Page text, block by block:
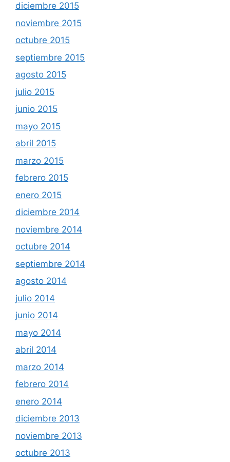
diciembre 2015
noviembre 2015
octubre 2015
septiembre 2015
agosto 2015
julio 2015
junio 2015
mayo 2015
abril 2015
marzo 2015
febrero 2015
enero 2015
diciembre 2014
noviembre 2014
octubre 2014
septiembre 2014
agosto 2014
julio 2014
junio 2014
mayo 2014
abril 2014
marzo 2014
febrero 2014
enero 2014
diciembre 2013
noviembre 2013
octubre 2013